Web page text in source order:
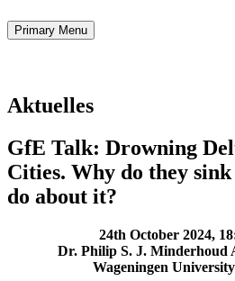
Primary Menu
Aktuelles
GfE Talk: Drowning
Cities. Why do they
do about it?
24th October 2024,
Dr. Philip S. J. Minderhoud
Wageningen